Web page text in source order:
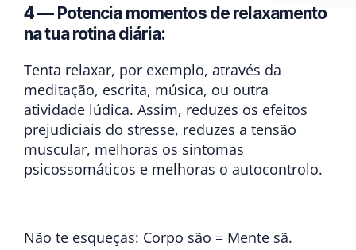
4 — Potencia momentos de relaxamento
na tua rotina diária:
Tenta relaxar, por exemplo, através da
meditação, escrita, música, ou outra
atividade lúdica. Assim, reduzes os efeitos
prejudiciais do stresse, reduzes a tensão
muscular, melhoras os sintomas
psicossomáticos e melhoras o autocontrolo.
Não te esqueças: Corpo são = Mente sã.